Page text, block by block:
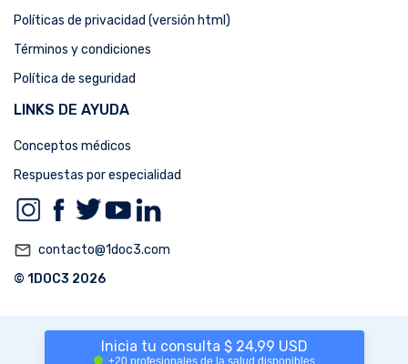
Inicia tu consulta $ 24,99 USD
+20 profesionales de la salud disponibles
Políticas de privacidad (versión html)
Términos y condiciones
Política de seguridad
LINKS DE AYUDA
Conceptos médicos
Respuestas por especialidad
mail_outline contacto@1doc3.com
© 1DOC3 2026